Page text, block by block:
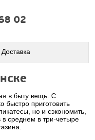
02
в быту вещь. С
быстро приготовить
но и сэкономить,
в среднем в три-четыре